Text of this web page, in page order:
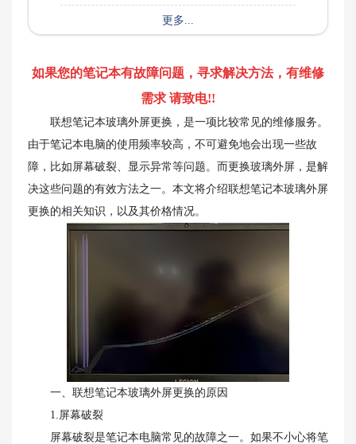
更多...
如果您的笔记本有故障问题，寻求解决方法，有维修
需求 请致电!!
联想笔记本玻璃外屏更换，是一项比较常见的维修服务。
由于笔记本电脑的使用频率较高，不可避免地会出现一些故
障，比如屏幕破裂、显示异常等问题。而更换玻璃外屏，是解
决这些问题的有效方法之一。本文将介绍联想笔记本玻璃外屏
更换的相关知识，以及其价格情况。
一、联想笔记本玻璃外屏更换的原因
1.屏幕破裂
屏幕破裂是笔记本电脑常见的故障之一。如果不小心将笔